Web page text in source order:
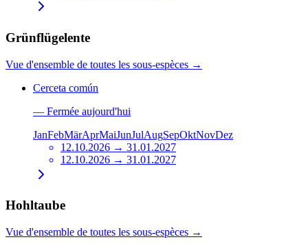
Grünflügelente
Vue d'ensemble de toutes les sous-espèces →
Cerceta común
— Fermée aujourd'hui
JanFebMärAprMaiJunJulAugSepOktNovDez
12.10.2026 → 31.01.2027
12.10.2026 → 31.01.2027
Hohltaube
Vue d'ensemble de toutes les sous-espèces →